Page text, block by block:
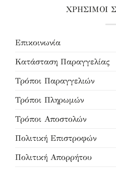
ΧΡΗΣΙΜΟΙ
Επικοινωνία
Κατάσταση Παραγγελίας
Τρόποι Παραγγελιών
Τρόποι Πληρωμών
Τρόποι Αποστολών
Πολιτική Επιστροφών
Πολιτική Απορρήτου